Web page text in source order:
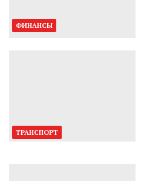
ФИНАНСЫ
ТРАНСПОРТ